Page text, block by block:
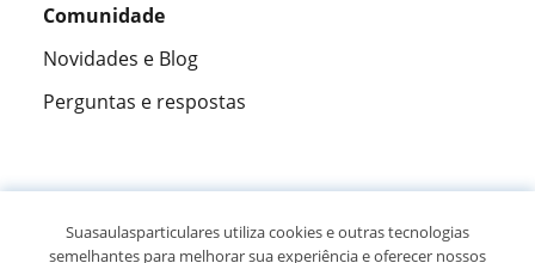
Comunidade
Novidades e Blog
Perguntas e respostas
Suasaulasparticulares utiliza cookies e outras tecnologias
semelhantes para melhorar sua experiência e oferecer nossos